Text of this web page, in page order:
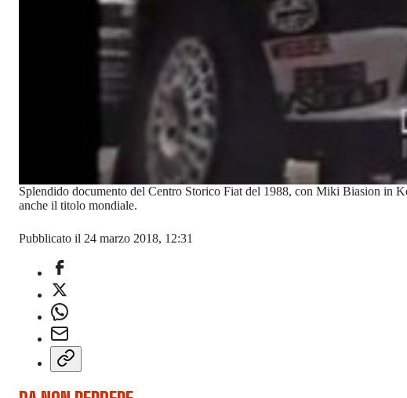
Splendido documento del Centro Storico Fiat del 1988, con Miki Biasion in
anche il titolo mondiale.
Pubblicato il 24 marzo 2018, 12:31